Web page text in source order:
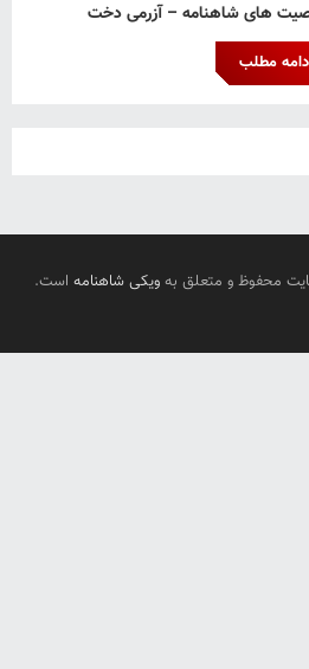
های شاهنامه – آزرمی دخت
مطلب
محفوظ و متعلق به ویکی شاهنامه است.